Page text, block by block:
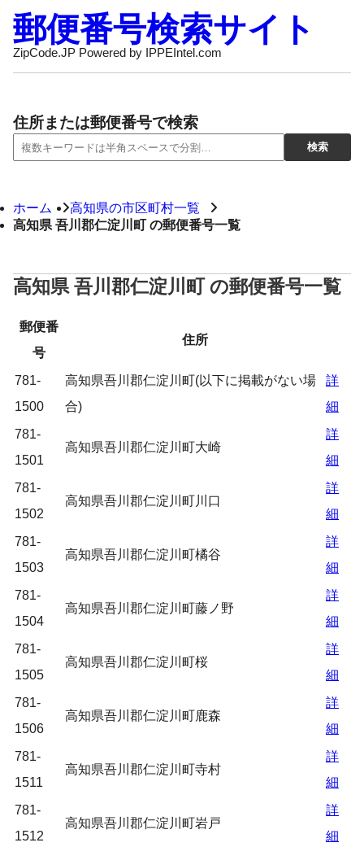
郵便番号検索サイト
ZipCode.JP Powered by IPPEIntel.com
住所または郵便番号で検索
ホーム
高知県の市区町村一覧
高知県 吾川郡仁淀川町 の郵便番号一覧
高知県 吾川郡仁淀川町 の郵便番号一覧
郵便番
号
住所
781-
1500
高知県吾川郡仁淀川町(以下に掲載がない場
合)
詳
細
781-
1501
高知県吾川郡仁淀川町大崎
詳
細
781-
1502
高知県吾川郡仁淀川町川口
詳
細
781-
1503
高知県吾川郡仁淀川町橘谷
詳
細
781-
1504
高知県吾川郡仁淀川町藤ノ野
詳
細
781-
1505
高知県吾川郡仁淀川町桜
詳
細
781-
1506
高知県吾川郡仁淀川町鹿森
詳
細
781-
1511
高知県吾川郡仁淀川町寺村
詳
細
781-
1512
高知県吾川郡仁淀川町岩戸
詳
細